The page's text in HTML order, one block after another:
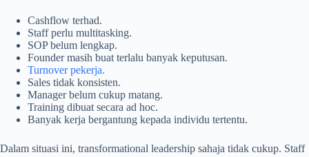
Cashflow terhad.
Staff perlu multitasking.
SOP belum lengkap.
Founder masih buat terlalu banyak keputusan.
Turnover pekerja.
Sales tidak konsisten.
Manager belum cukup matang.
Training dibuat secara ad hoc.
Banyak kerja bergantung kepada individu tertentu.
Dalam situasi ini, transformational leadership sahaja tidak cukup. Staff